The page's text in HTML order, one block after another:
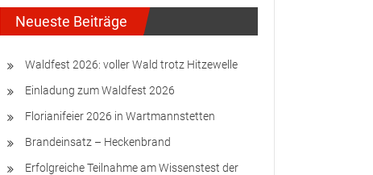
Neueste Beiträge
Waldfest 2026: voller Wald trotz Hitzewelle
Einladung zum Waldfest 2026
Florianifeier 2026 in Wartmannstetten
Brandeinsatz – Heckenbrand
Erfolgreiche Teilnahme am Wissenstest der